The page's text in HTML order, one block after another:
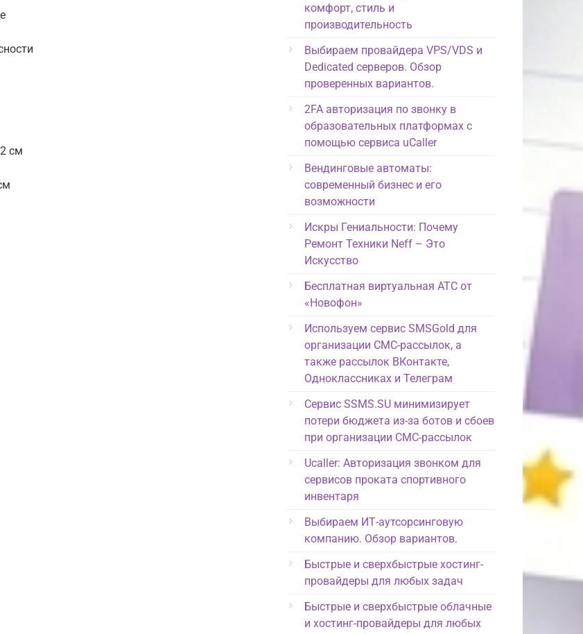
см
комфорт, стиль и
производительность
Выбираем провайдера VPS/VDS и
Dedicated серверов. Обзор
проверенных вариантов.
2FA авторизация по звонку в
образовательных платформах с
помощью сервиса uCaller
Вендинговые автоматы:
современный бизнес и его
возможности
Искры Гениальности: Почему
Ремонт Техники Neff – Это
Искусство
Бесплатная виртуальная АТС от
«Новофон»
Используем сервис SMSGold для
организации СМС-рассылок, а
также рассылок ВКонтакте,
Одноклассниках и Телеграм
Сервис SSMS.SU минимизирует
потери бюджета из-за ботов и сбоев
при организации СМС-рассылок
Ucaller: Авторизация звонком для
сервисов проката спортивного
инвентаря
Выбираем ИТ-аутсорсинговую
компанию. Обзор вариантов.
Быстрые и сверхбыстрые хостинг-
провайдеры для любых задач
Быстрые и сверхбыстрые облачные
и хостинг-провайдеры для любых